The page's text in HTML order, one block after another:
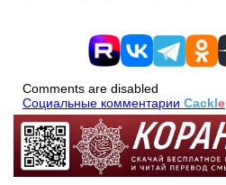
Comments are disabled
Социальные комментарии Cackle